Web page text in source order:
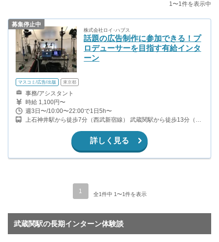
1〜1件を表示中
募集停止中
株式会社ロイ･ハブス
話題の広告制作に参加できる！プ
ロデューサーを目指す有給インタ
ーン
マスコミ/広告/出版 東京都
事務/アシスタント
時給 1,100円〜
週3日〜/10:00〜22:00で1日5h〜
上石神井駅から徒歩7分（西武新宿線） 武蔵関駅から徒歩13分（西
詳しく見る
1 全1件中 1〜1件を表示
武蔵関駅の長期インターン体験談